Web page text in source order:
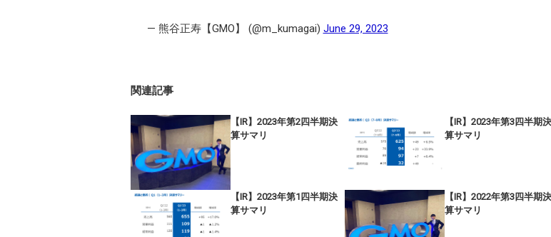
— 熊谷正寿【GMO】 (@m_kumagai) June 29, 2023
関連記事
【IR】2023年第2四半期決
算サマリ
【IR】2023年第3四半期決
算サマリ
【IR】2023年第1四半期決
算サマリ
【IR】2022年第3四半期決
算サマリ